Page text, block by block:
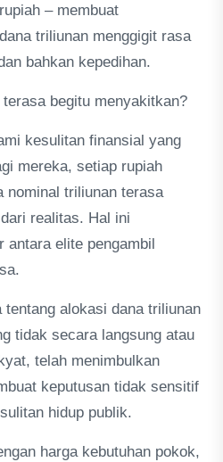
– membuat
triliunan menggigit rasa
bahkan kepedihan.
begitu menyakitkan?
kesulitan finansial yang
mereka, setiap rupiah
nominal triliunan terasa
realitas. Hal ini
antara elite pengambil
tentang alokasi dana triliunan
tidak secara langsung atau
telah menimbulkan
keputusan tidak sensitif
hidup publik.
harga kebutuhan pokok,